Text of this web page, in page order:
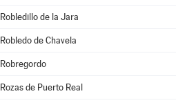
Robledillo de la Jara
Robledo de Chavela
Robregordo
Rozas de Puerto Real